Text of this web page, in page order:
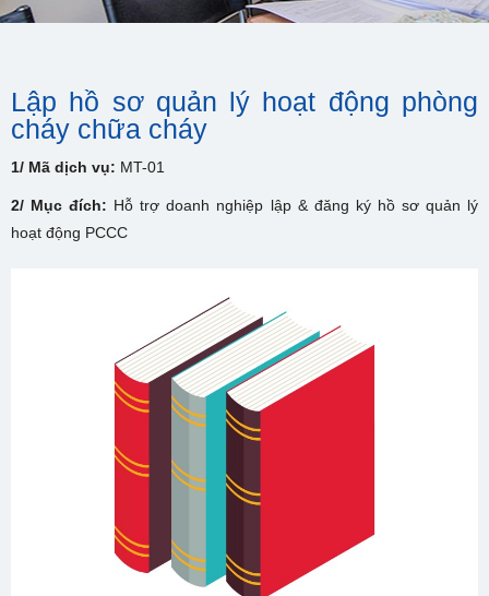
Lập hồ sơ quản lý hoạt động phòng
cháy chữa cháy
1/ Mã dịch vụ: MT-01
2/ Mục đích: Hỗ trợ doanh nghiệp lập & đăng ký hồ sơ quản lý
hoạt động PCCC